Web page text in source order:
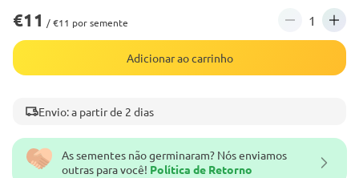
As sementes não germinaram? Nós enviamos
outras para você! Política de Retorno
€11 / €11 por semente
Adicionar ao carrinho
Envio: a partir de 2 dias